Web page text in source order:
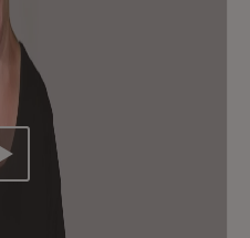
Video abspielen